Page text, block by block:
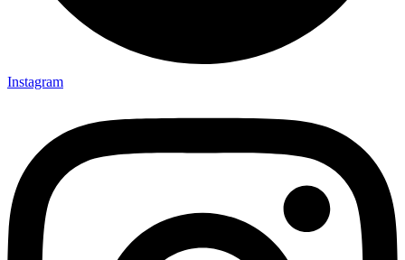
Instagram